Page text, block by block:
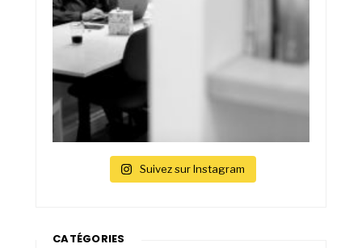
Suivez sur Instagram
CATÉGORIES